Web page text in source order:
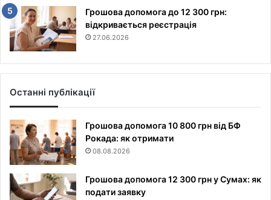
Грошова допомога до 12 300 грн:
відкривається реєстрація
27.06.2026
Останні публікації
Грошова допомога 10 800 грн від БФ
Рокада: як отримати
08.08.2026
Грошова допомога 12 300 грн у Сумах: як
подати заявку